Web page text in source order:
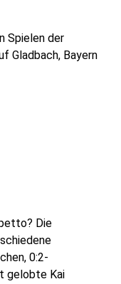
Spielen der
Gladbach, Bayern
Die
0:2-
gelobte Kai